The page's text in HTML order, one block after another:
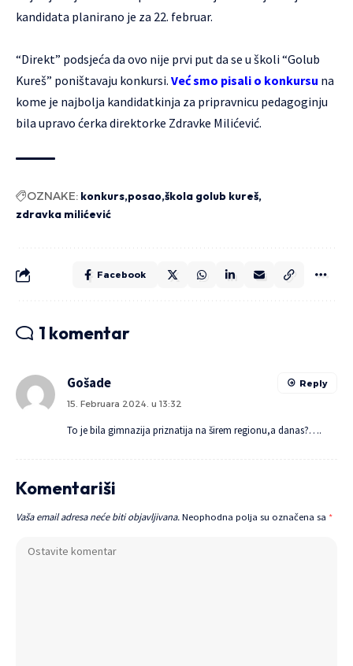
kandidata planirano je za 22. februar.
“Direkt” podsjeća da ovo nije prvi put da se u školi “Golub
Kureš” poništavaju konkursi. Već smo pisali o konkursu na
kome je najbolja kandidatkinja za pripravnicu pedagoginju
bila upravo ćerka direktorke Zdravke Milićević.
OZNAKE: konkurs posao škola golub kureš
zdravka milićević
Facebook
1 komentar
Gošade
15. Februara 2024. u 13:32
To je bila gimnazija priznatija na širem regionu,a danas?….
Reply
Komentariši
Vaša email adresa neće biti objavljivana. Neophodna polja su označena sa *